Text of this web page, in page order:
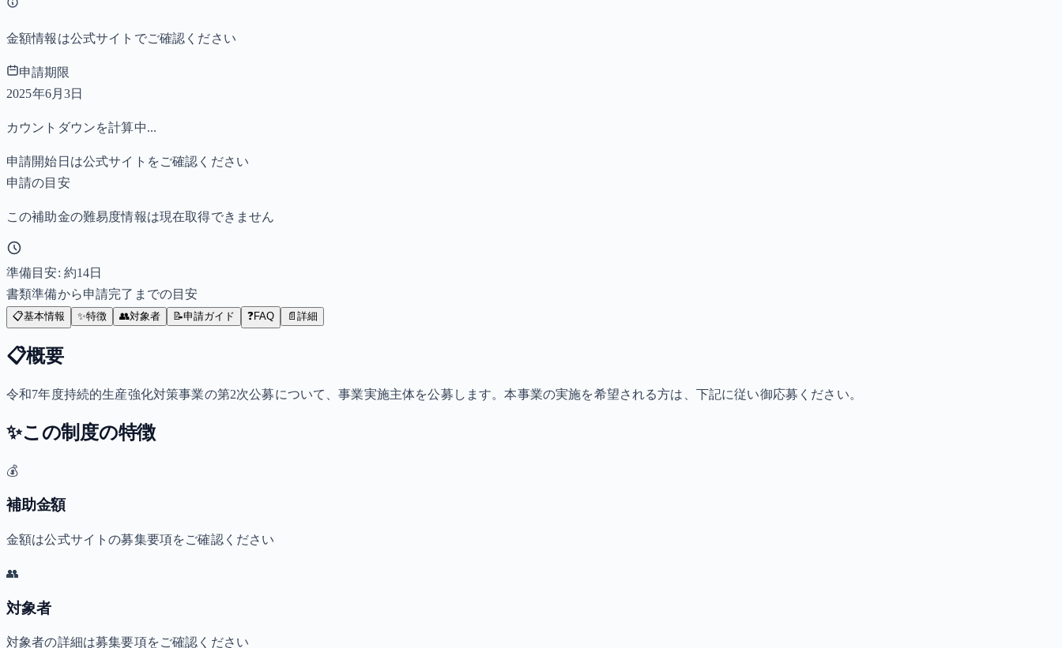
金額情報は公式サイトでご確認ください
申請期限
2025年6月3日
カウントダウンを計算中...
申請開始日は公式サイトをご確認ください
申請の目安
この補助金の難易度情報は現在取得できません
準備目安: 約14日
書類準備から申請完了までの目安
📋基本情報 ✨特徴 👥対象者 📝申請ガイド ❓FAQ 📄 詳細
📋概要
令和7年度持続的生産強化対策事業の第2次公募について、事業実施主体を公募します。本事業の実施を希望される方は、下記に従い御応募ください。
✨この制度の特徴
💰
補助金額
金額は公式サイトの募集要項をご確認ください
👥
対象者
対象者の詳細は募集要項をご確認ください